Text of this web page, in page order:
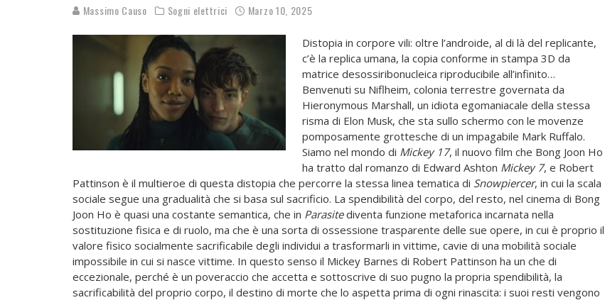
Massimo Causo Sogni elettrici Marzo 10, 2025
Distopia in corpore vili: oltre l’androide, al di là del replicante,
c’è la replica umana, la copia conforme in stampa 3D da
matrice desossiribonucleica riproducibile all’infinito…
Benvenuti su Niflheim, colonia terrestre governata da
Hieronymous Marshall, un idiota egomaniacale della stessa
risma di Elon Musk, che sta sullo schermo con le movenze
pomposamente grottesche di un impagabile Mark Ruffalo.
Siamo nel mondo di Mickey 17, il nuovo film che Bong Joon Ho
ha tratto dal romanzo di Edward Ashton Mickey 7, e Robert
Pattinson è il multieroe di questa distopia che percorre la stessa linea tematica di Snowpiercer, in cui la scala
sociale segue una gradualità che si basa sul sacrificio. La spendibilità del corpo, del resto, nel cinema di Bong
Joon Ho è quasi una costante semantica, che in Parasitediventa funzione metaforica incarnata nella
sostituzione fisica e di ruolo, ma che è una sorta di ossessione trasparente delle sue opere, in cui è proprio il
valore fisico socialmente sacrificabile degli individui a trasformarli in vittime, cavie di una mobilità sociale
impossibile in cui si nasce vittime. In questo senso il Mickey Barnes di Robert Pattinson ha un che di
eccezionale, perché è un poveraccio che accetta e sottoscrive di suo pugno la propria spendibilità, la
sacrificabilità del proprio corpo, il destino di morte che lo aspetta prima di ogni rinascita: i suoi resti vengono